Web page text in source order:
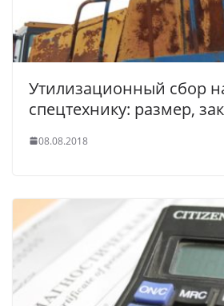
Утилизационный сбор
спецтехнику: размер,
08.08.2018